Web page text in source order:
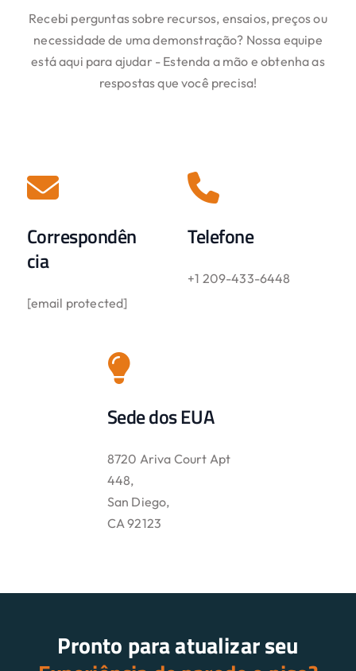
Recebi perguntas sobre recursos, ensaios, preços ou
necessidade de uma demonstração? Nossa equipe
está aqui para ajudar - Estenda a mão e obtenha as
respostas que você precisa!
Correspondên
cia
[email protected]
Telefone
+1 209-433-6448
Sede dos EUA
8720 Ariva Court Apt
448,
San Diego,
CA 92123
Pronto para atualizar seu